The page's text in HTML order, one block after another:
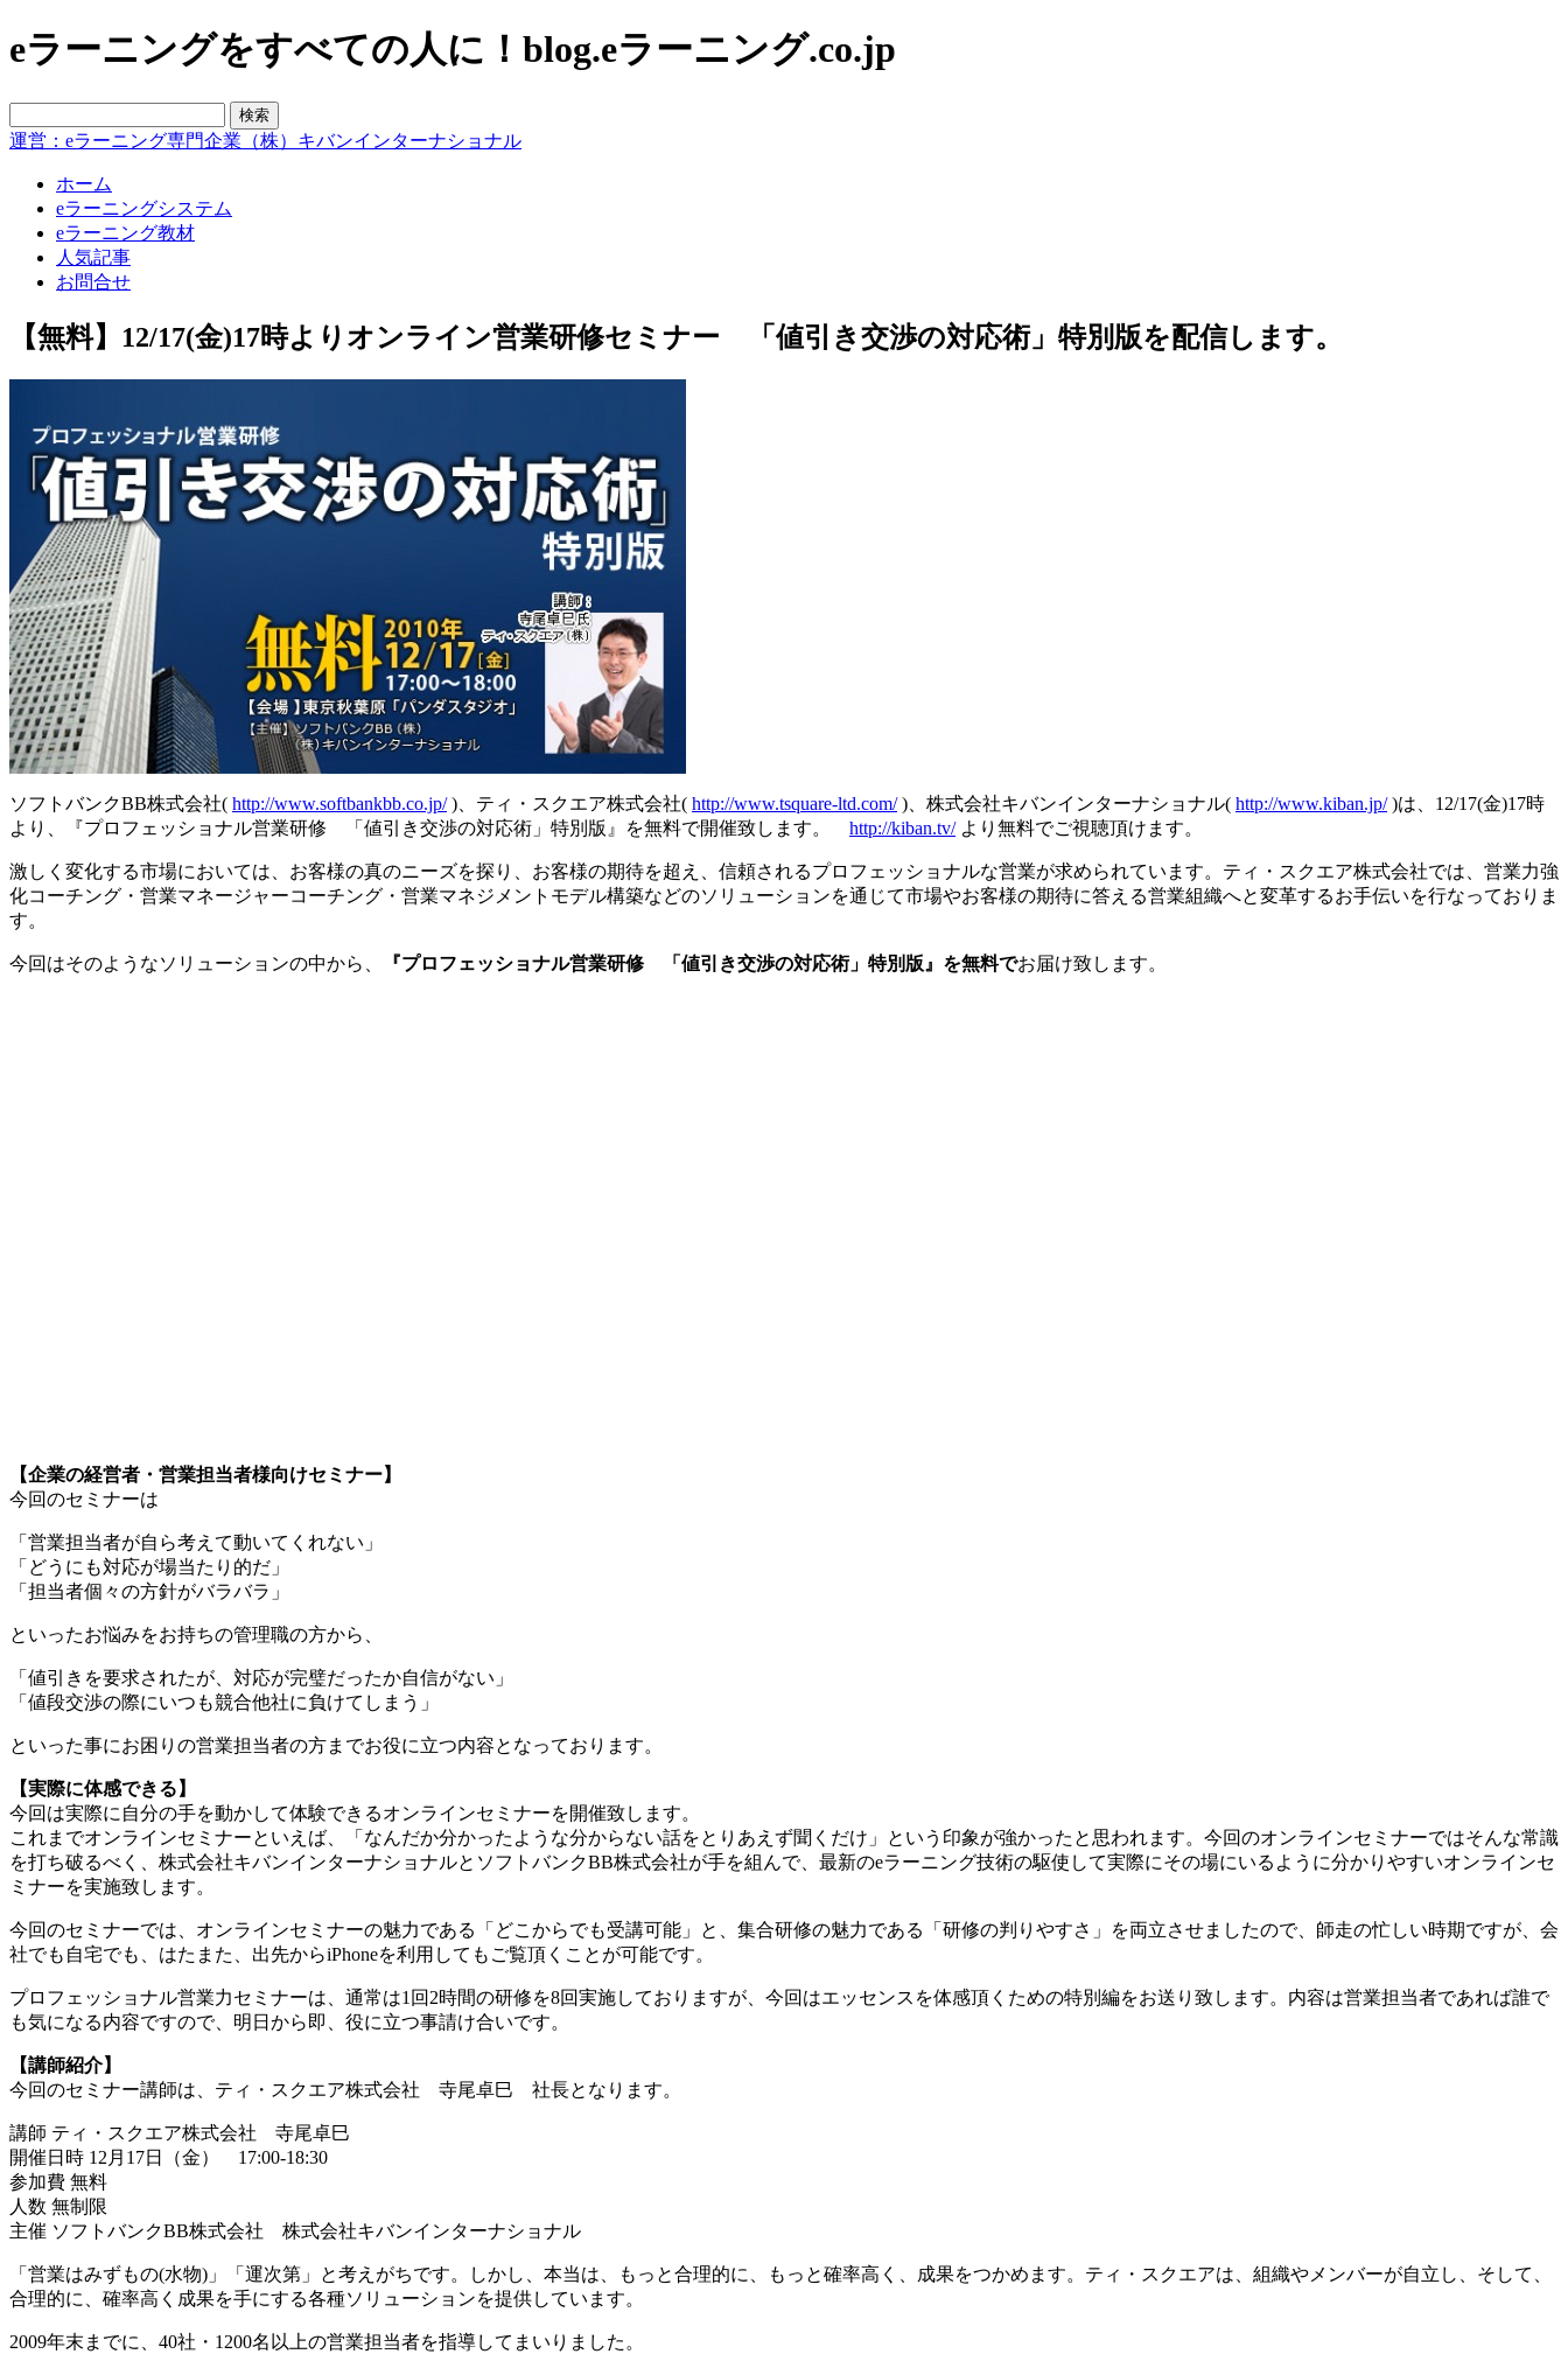
eラーニングをすべての人に！blog.eラーニング.co.jp
運営：eラーニング専門企業（株）キバンインターナショナル
ホーム
eラーニングシステム
eラーニング教材
人気記事
お問合せ
【無料】12/17(金)17時よりオンライン営業研修セミナー 「値引き交渉の対応術」特別版を配信します。
ソフトバンクBB株式会社( http://www.softbankbb.co.jp/)、ティ・スクエア株式会社( http://www.tsquare-ltd.com/)、株式会社キバンインターナショナル( http://www.kiban.jp/)は、12/17(金)17時
より、『プロフェッショナル営業研修 「値引き交渉の対応術」特別版』を無料で開催致します。 http://kiban.tv/より無料でご視聴頂けます。
激しく変化する市場においては、お客様の真のニーズを探り、お客様の期待を超え、信頼されるプロフェッショナルな営業が求められています。ティ・スクエア株式会社では、営業力強
化コーチング・営業マネージャーコーチング・営業マネジメントモデル構築などのソリューションを通じて市場やお客様の期待に答える営業組織へと変革するお手伝いを行なっておりま
す。
今回はそのようなソリューションの中から、 『プロフェッショナル営業研修 「値引き交渉の対応術」特別版』を無料でお届け致します。
【企業の経営者・営業担当者様向けセミナー】
今回のセミナーは
「営業担当者が自ら考えて動いてくれない」
「どうにも対応が場当たり的だ」
「担当者個々の方針がバラバラ」
といったお悩みをお持ちの管理職の方から、
「値引きを要求されたが、対応が完璧だったか自信がない」
「値段交渉の際にいつも競合他社に負けてしまう」
といった事にお困りの営業担当者の方までお役に立つ内容となっております。
【実際に体感できる】
今回は実際に自分の手を動かして体験できるオンラインセミナーを開催致します。
これまでオンラインセミナーといえば、「なんだか分かったような分からない話をとりあえず聞くだけ」という印象が強かったと思われます。今回のオンラインセミナーではそんな常識
を打ち破るべく、株式会社キバンインターナショナルとソフトバンクBB株式会社が手を組んで、最新のeラーニング技術の駆使して実際にその場にいるように分かりやすいオンラインセ
ミナーを実施致します。
今回のセミナーでは、オンラインセミナーの魅力である「どこからでも受講可能」と、集合研修の魅力である「研修の判りやすさ」を両立させましたので、師走の忙しい時期ですが、会
社でも自宅でも、はたまた、出先からiPhoneを利用してもご覧頂くことが可能です。
プロフェッショナル営業力セミナーは、通常は1回2時間の研修を8回実施しておりますが、今回はエッセンスを体感頂くための特別編をお送り致します。内容は営業担当者であれば誰で
も気になる内容ですので、明日から即、役に立つ事請け合いです。
【講師紹介】
今回のセミナー講師は、ティ・スクエア株式会社 寺尾卓巳 社長となります。
講師 ティ・スクエア株式会社 寺尾卓巳
開催日時 12月17日（金） 17:00-18:30
参加費 無料
人数 無制限
主催 ソフトバンクBB株式会社 株式会社キバンインターナショナル
「営業はみずもの(水物)」「運次第」と考えがちです。しかし、本当は、もっと合理的に、もっと確率高く、成果をつかめます。ティ・スクエアは、組織やメンバーが自立し、そして、
合理的に、確率高く成果を手にする各種ソリューションを提供しています。
2009年末までに、40社・1200名以上の営業担当者を指導してまいりました。